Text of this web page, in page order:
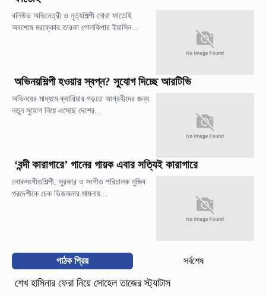
বলিউড অভিনেত্রী ও নৃত্যশিল্পী নোরা ফাতেহি
অবশেষে মরক্কোর তারকা গোলকিপার ইয়াসিন...
অভিনয়শিল্পী হওয়ার স্বপ্ন? সুযোগ দিচ্ছে আরটিভি
অভিনয়ের মাধ্যমে ক্যারিয়ার গড়তে আগ্রহীদের জন্য
নতুন সুযোগ নিয়ে এসেছে দেশের...
‘বন্দী কারাগারে’ গানের গায়ক এবার সত্যিই কারাগারে
লোকসংগীতশিল্পী, সুরকার ও সংগীত পরিচালক মুজিব
পরদেশীকে চেক ডিজঅনার মামলায়...
পাঠক প্রিয় সর্বশেষ
শেখ হাসিনার ফেরা নিয়ে সোহেল তাজের স্ট্যাটাস